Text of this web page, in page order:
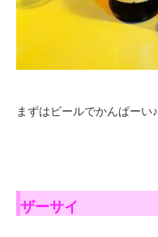
まずはビールでかんぱーい♪
ザーサイ